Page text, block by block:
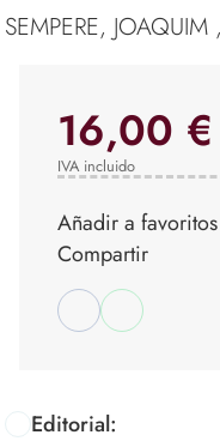
SEMPERE,
Editorial:
16,00 €
IVA incluido
Añadir a favoritos
Compartir